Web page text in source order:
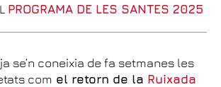
PROGRAMA DE LES SANTES 2025
se’n coneixia de fa setmanes les
com el retorn de la Ruixada